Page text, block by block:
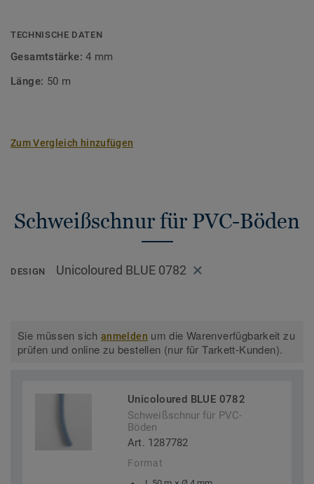
TECHNISCHE DATEN
Gesamtstärke:4 mm
Länge: 50 m
Zum Vergleich hinzufügen
Schweißschnur für PVC-Böden
DESIGN Unicoloured BLUE 0782
Sie müssen sichanmelden um die Warenverfügbarkeit zu
prüfen und online zu bestellen (nur für Tarkett-Kunden).
Unicoloured BLUE 0782
Schweißschnur für PVC-
Böden
Art. 1287782
Format